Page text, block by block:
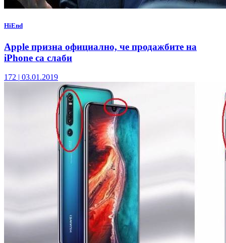
HiEnd
Apple призна официално, че продажбите на
iPhone са слаби
172 | 03.01.2019